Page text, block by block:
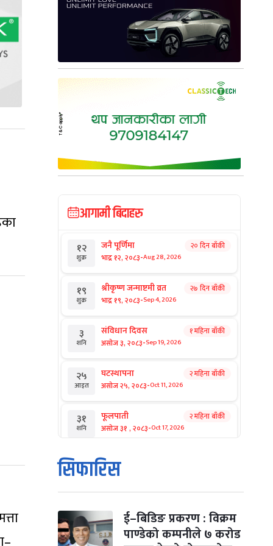
आगामी बिदाहरु
१२
शुक्र
जनै पूर्णिमा
भाद्र १२, २०८३-Aug 28, 2026
२० दिन बाँकी
१९
शुक्र
श्रीकृष्ण जन्माष्टमी व्रत
भाद्र १९, २०८३-Sep 4, 2026
२७ दिन बाँकी
३
शनि
संविधान दिवस
असोज ३, २०८३-Sep 19, 2026
१ महिना बाँकी
२५
आइत
घटस्थापना
असोज २५, २०८३-Oct 11, 2026
२ महिना बाँकी
३१
शनि
फूलपाती
असोज ३१ , २०८३-Oct 17, 2026
२ महिना बाँकी
१
आइत
कार्तिक सङ्क्रान्ति
कार्तिक १, २०८३
मंगल कार्तिक ३, २०८३-Oct 20, 2026
सिफारिस
ई–बिडिङ प्रकरण : विक्रम
पाण्डेको कम्पनीले ७ करोड